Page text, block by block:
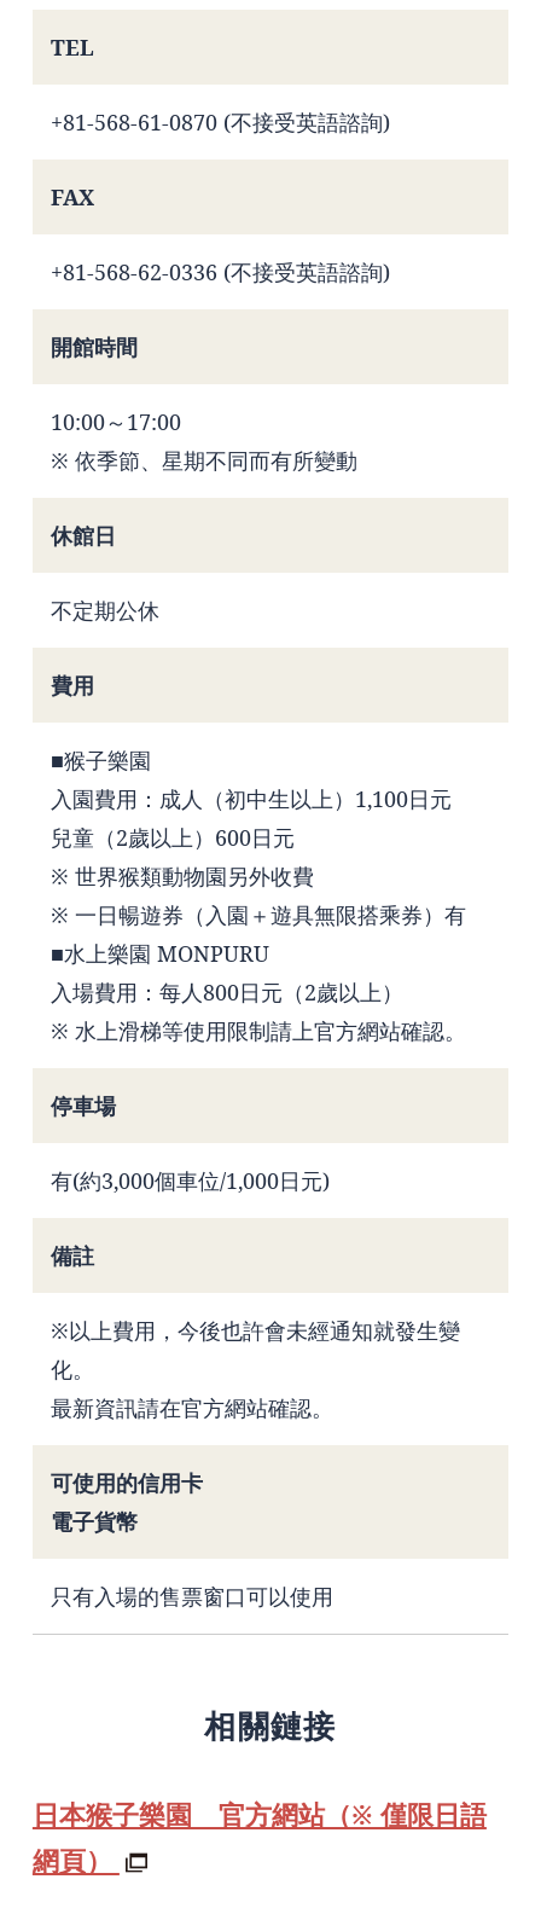
TEL
+81-568-61-0870 (不接受英語諮詢)
FAX
+81-568-62-0336 (不接受英語諮詢)
開館時間
10:00～17:00
※ 依季節、星期不同而有所變動
休館日
不定期公休
費用
■猴子樂園
入園費用：成人（初中生以上）1,100日元
兒童（2歲以上）600日元
※ 世界猴類動物園另外收費
※ 一日暢遊券（入園＋遊具無限搭乘券）有
■水上樂園 MONPURU
入場費用：每人800日元（2歲以上）
※ 水上滑梯等使用限制請上官方網站確認。
停車場
有(約3,000個車位/1,000日元)
備註
※以上費用，今後也許會未經通知就發生變
化。
最新資訊請在官方網站確認。
可使用的信用卡
電子貨幣
只有入場的售票窗口可以使用
相關鏈接
日本猴子樂園 官方網站（※ 僅限日語
網頁）